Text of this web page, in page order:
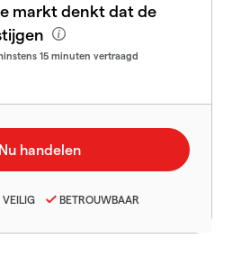
markt denkt dat de
15 minuten vertraagd
VEILIG BETROUWBAAR